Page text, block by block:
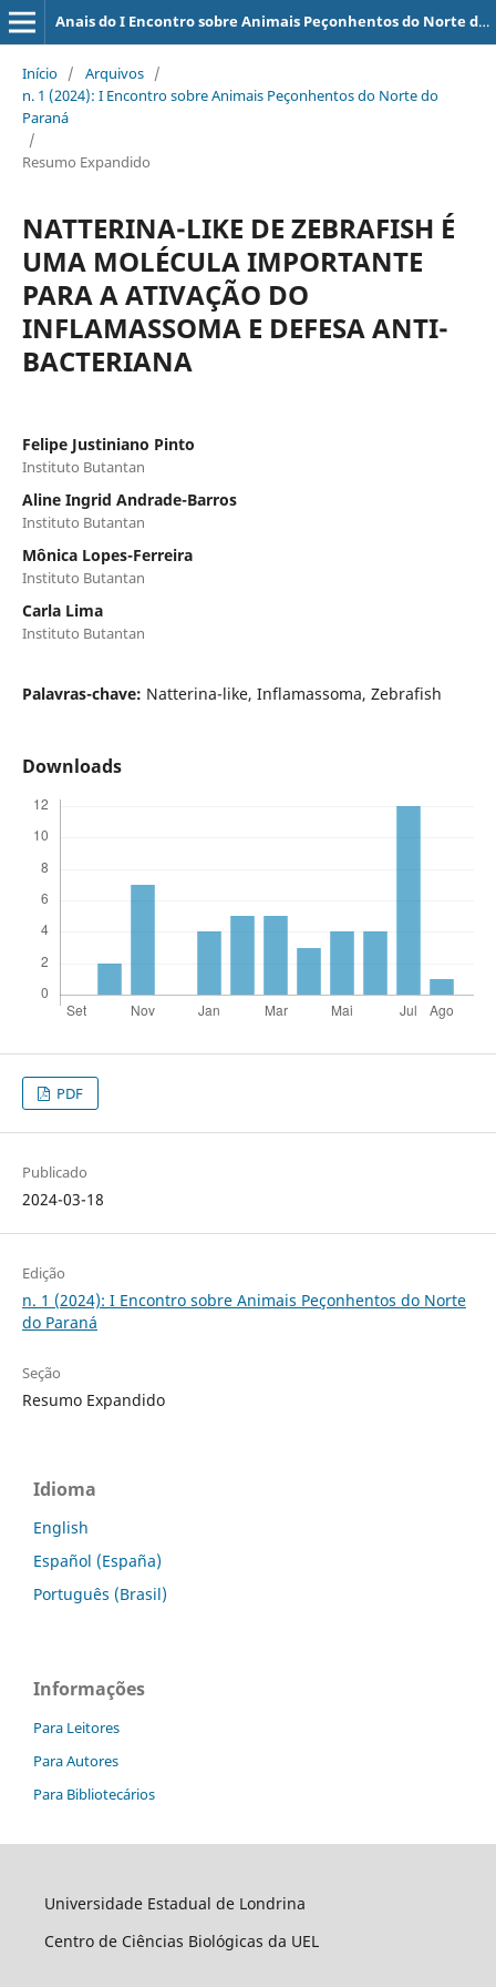
Anais do I Encontro sobre Animais Peçonhentos do Norte do Paraná
Início / Arquivos /
n. 1 (2024): I Encontro sobre Animais Peçonhentos do Norte do
Paraná
/
Resumo Expandido
NATTERINA-LIKE DE ZEBRAFISH É
UMA MOLÉCULA IMPORTANTE
PARA A ATIVAÇÃO DO
INFLAMASSOMA E DEFESA ANTI-
BACTERIANA
Felipe Justiniano Pinto
Instituto Butantan
Aline Ingrid Andrade-Barros
Instituto Butantan
Mônica Lopes-Ferreira
Instituto Butantan
Carla Lima
Instituto Butantan
Palavras-chave: Natterina-like, Inflamassoma, Zebrafish
Downloads
PDF
Publicado
2024-03-18
Edição
n. 1 (2024): I Encontro sobre Animais Peçonhentos do Norte
do Paraná
Seção
Resumo Expandido
Idioma
English
Español (España)
Português (Brasil)
Informações
Para Leitores
Para Autores
Para Bibliotecários
Universidade Estadual de Londrina
Centro de Ciências Biológicas da UEL